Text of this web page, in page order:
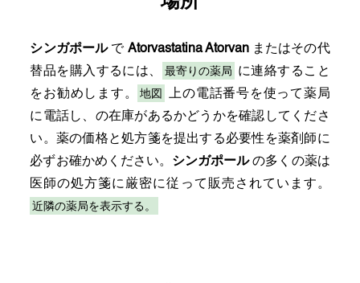
シンガポールで Atorvastatina Atorvanまたはその代
替品を購入するには、
最寄りの薬局 に連絡すること
をお勧めします。
地図
上の電話番号を使って薬局
に電話し、の在庫があるかどうかを確認してくださ
い。薬の価格と処方箋を提出する必要性を薬剤師に
必ずお確かめください。 シンガポールの多くの薬は
医師の処方箋に厳密に従って販売されています。
近隣の薬局を表示する。